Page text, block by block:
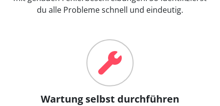
du alle Probleme schnell und eindeutig.
Wartung selbst durchführen